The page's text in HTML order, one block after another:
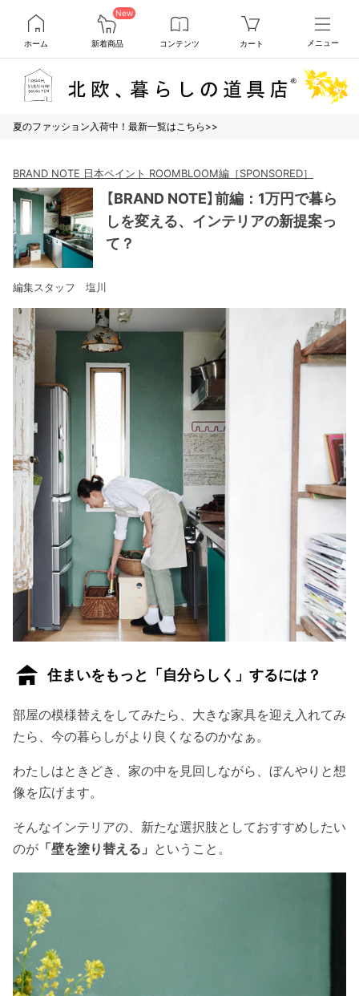
ホーム
New
新着商品 コンテンツ カート メニュー
夏のファッション入荷中！最新一覧はこちら>>
BRAND NOTE 日本ペイント ROOMBLOOM編［SPONSORED］
【BRAND NOTE】前編：1万円で暮ら
しを変える、インテリアの新提案っ
て？
編集スタッフ 塩川
住まいをもっと「自分らしく」するには？
部屋の模様替えをしてみたら、大きな家具を迎え入れてみ
たら、今の暮らしがより良くなるのかなぁ。
わたしはときどき、家の中を見回しながら、ぼんやりと想
像を広げます。
そんなインテリアの、新たな選択肢としておすすめしたい
のが 「壁を塗り替える」 ということ。